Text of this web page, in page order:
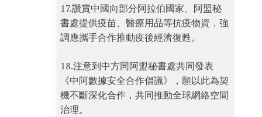
17.讚賞中國向部分阿拉伯國家、阿盟秘
書處提供疫苗、醫療用品等抗疫物資，強
調應攜手合作推動疫後經濟復甦。
18.注意到中方同阿盟秘書處共同發表
《中阿數據安全合作倡議》，願以此為契
機不斷深化合作，共同推動全球網絡空間
治理。